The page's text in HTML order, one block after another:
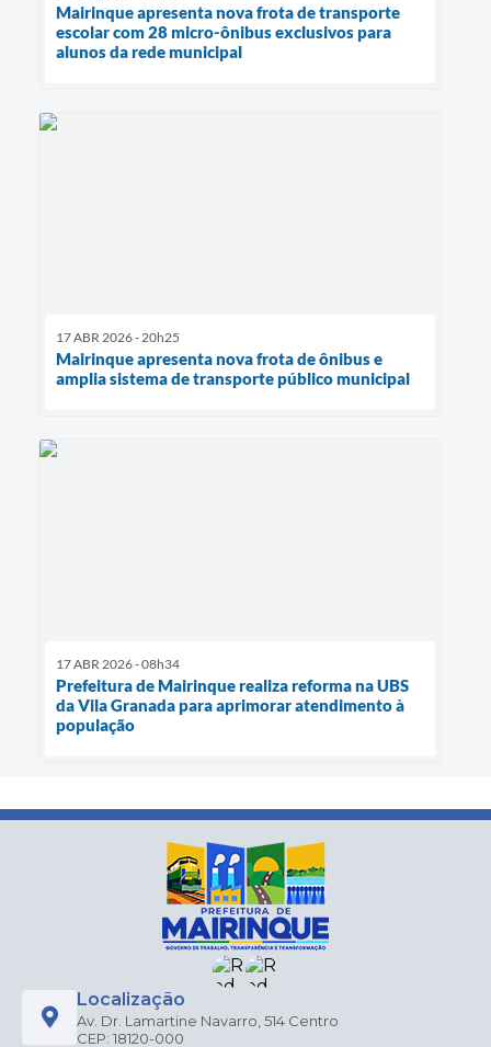
Mairinque apresenta nova frota de transporte
escolar com 28 micro-ônibus exclusivos para
alunos da rede municipal
17 ABR 2026 - 20h25
Mairinque apresenta nova frota de ônibus e
amplia sistema de transporte público municipal
17 ABR 2026 - 08h34
Prefeitura de Mairinque realiza reforma na UBS
da Vila Granada para aprimorar atendimento à
população
Localização
Av. Dr. Lamartine Navarro, 514 Centro
CEP: 18120-000